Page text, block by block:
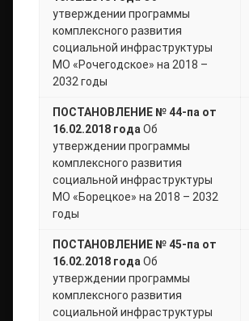
утверждении программы
комплексного развития
социальной инфраструктуры
МО «Рочегодское» на 2018 –
2032 годы
ПОСТАНОВЛЕНИЕ № 44-па от
16.02.2018 года Об
утверждении программы
комплексного развития
социальной инфраструктуры
МО «Борецкое» на 2018 – 2032
годы
ПОСТАНОВЛЕНИЕ № 45-па от
16.02.2018 года Об
утверждении программы
комплексного развития
социальной инфраструктуры